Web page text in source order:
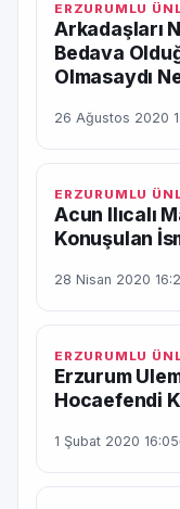
ERZURUMLU
Arkadaşları
Bedava
Olmasaydı
26 Ağustos 2020
ERZURUMLU
Acun Ilıcalı
Konuşulan
28 Nisan 2020
ERZURUMLU
Erzurum
Hocaefendi
1 Şubat 2020 16:05